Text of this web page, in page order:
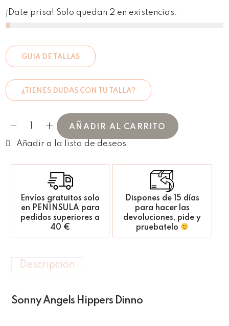
¡Date prisa! Solo quedan 2 en existencias.
GUIA DE TALLAS
¿TIENES DUDAS CON TU TALLA?
AÑADIR AL CARRITO
Envíos gratuitos solo
en PENINSULA para
pedidos superiores a
40 €
Dispones de 15 días
para hacer las
devoluciones, pide y
pruebatelo
Descripción
Sonny Angels Hippers Dinno